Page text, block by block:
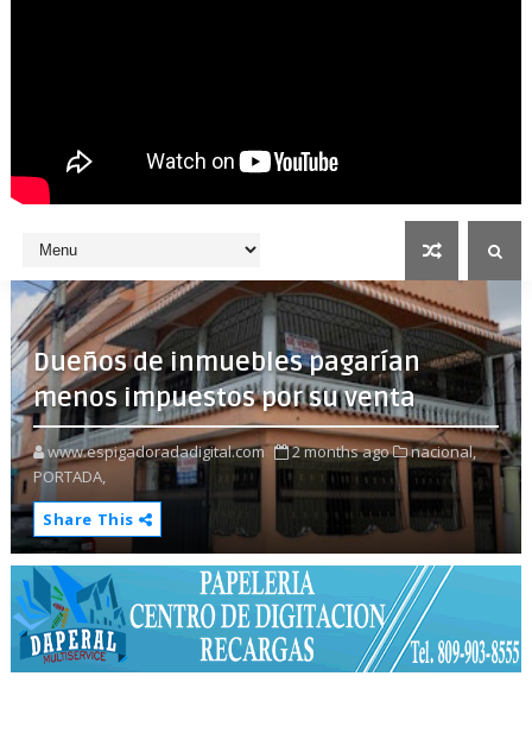
Dueños de inmuebles pagarían
menos impuestos por su venta
www.espigadoradadigital.com 2 months ago
nacional,
PORTADA,
Share This